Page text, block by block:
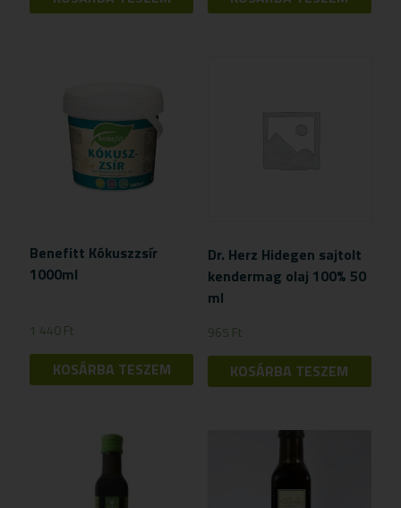
Benefitt Kókuszzsír
1000ml
1 440Ft
KOSÁRBA TESZEM
Dr. Herz Hidegen sajtolt
kendermag olaj 100% 50
ml
965 Ft
KOSÁRBA TESZEM